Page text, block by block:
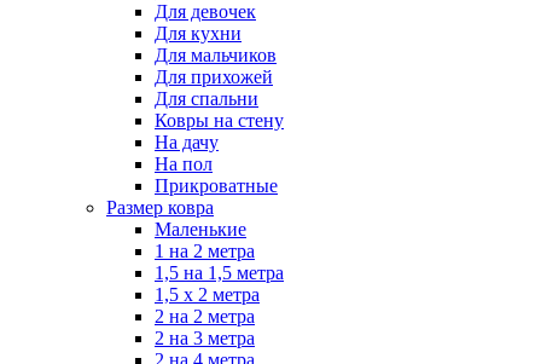
Для девочек
Для кухни
Для мальчиков
Для прихожей
Для спальни
Ковры на стену
На дачу
На пол
Прикроватные
Размер ковра
Маленькие
1 на 2 метра
1,5 на 1,5 метра
1,5 х 2 метра
2 на 2 метра
2 на 3 метра
2 на 4 метра